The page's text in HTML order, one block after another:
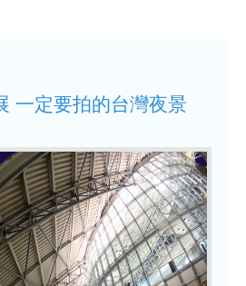
一定要拍的台灣夜景